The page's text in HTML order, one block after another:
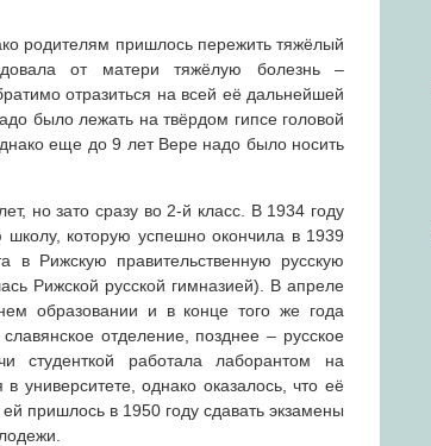
родителям пришлось пережить тяжёлый
от матери тяжёлую болезнь –
отразиться на всей её дальнейшей
было лежать на твёрдом гипсе головой
еще до 9 лет Вере надо было носить
но зато сразу во 2-й класс. В 1934 году
которую успешно окончила в 1939
Рижскую правительственную русскую
Рижской русской гимназией). В апреле
образовании и в конце того же года
отделение, позднее – русское
студенткой работала лаборантом на
университете, однако оказалось, что её
пришлось в 1950 году сдавать экзамены